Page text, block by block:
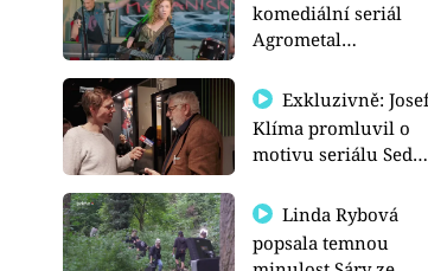
komediální seriál
Agrometal
prima+
Exkluzivně: Josef
Klíma promluvil o
motivu seriálu Sedm
Linda Rybová
popsala temnou